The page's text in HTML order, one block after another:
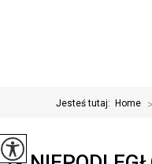
Jesteś tutaj: Home >